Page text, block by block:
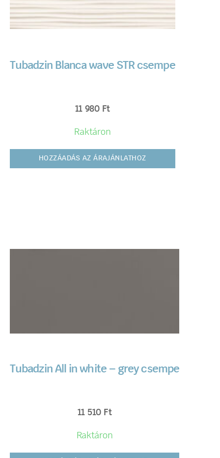
Tubadzin Blanca wave STR csempe
11 980 Ft
Raktáron
HOZZÁADÁS AZ ÁRAJÁNLATHOZ
Tubadzin All in white – grey csempe
11 510 Ft
Raktáron